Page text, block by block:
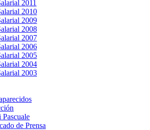
2011
2010
2009
2008
2007
2006
2005
2004
2003
de Prensa